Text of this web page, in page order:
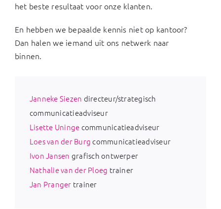
het beste resultaat voor onze klanten.
En hebben we bepaalde kennis niet op kantoor?
Dan halen we iemand uit ons netwerk naar
binnen.
Janneke Siezen directeur/strategisch
communicatieadviseur
Lisette Uningecommunicatieadviseur
Loes van der Burgcommunicatieadviseur
Ivon Jansen grafisch ontwerper
Nathalie van der Ploeg trainer
Jan Pranger trainer